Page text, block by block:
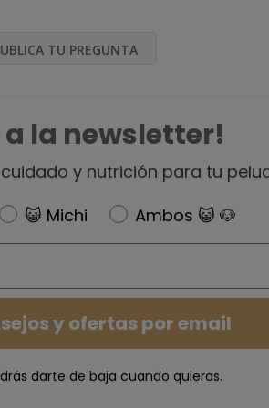
TU PREGUNTA
a la newsletter!
y nutrición para tu
😺 Michi
Ambos 😺 🐶
y ofertas por email
darte de baja cuando quieras.